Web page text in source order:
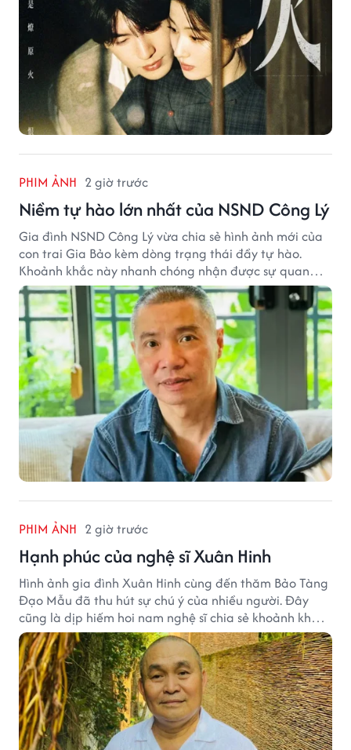
PHIM ẢNH 2 giờ trước
Niềm tự hào lớn nhất của NSND Công Lý
Gia đình NSND Công Lý vừa chia sẻ hình ảnh mới của
con trai Gia Bảo kèm dòng trạng thái đầy tự hào.
Khoảnh khắc này nhanh chóng nhận được sự quan
tâm từ đông đảo khán giả.
PHIM ẢNH 2 giờ trước
Hạnh phúc của nghệ sĩ Xuân Hinh
Hình ảnh gia đình Xuân Hinh cùng đến thăm Bảo Tàng
Đạo Mẫu đã thu hút sự chú ý của nhiều người. Đây
cũng là dịp hiếm hoi nam nghệ sĩ chia sẻ khoảnh khắc
sum họp bên người thân tại công trình văn hóa tâm
huyết của mình.